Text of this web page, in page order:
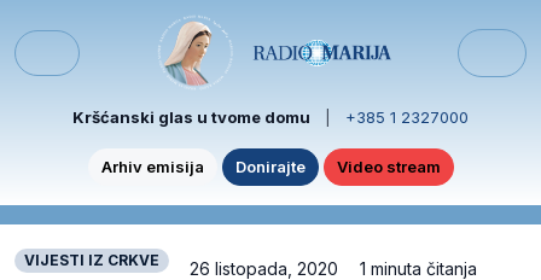
Menu
Kršćanski glas u tvome domu +385 1 2327000
Arhiv emisija Donirajte Video stream
VIJESTI IZ CRKVE 26 listopada, 2020 1 minuta čitanja